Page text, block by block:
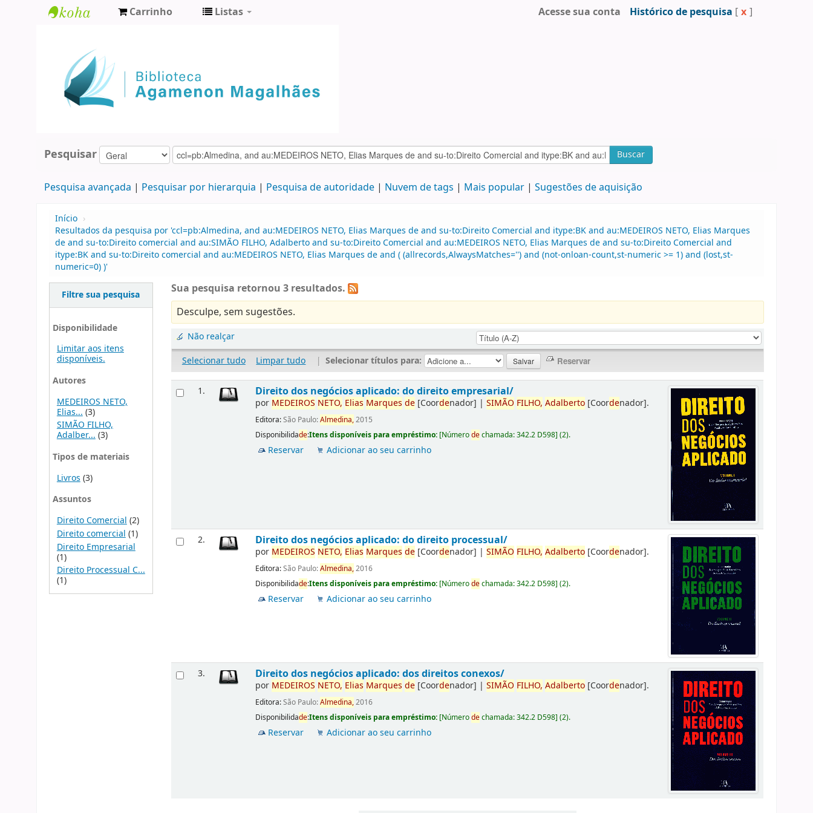
Agamenon
Magalhães
Carrinho Listas Acesse sua conta Histórico de pesquisa [ x ]
Pesquisar Buscar
Pesquisa avançada Pesquisar por hierarquia Pesquisa de autoridade Nuvem de tags Mais popular Sugestões de aquisição
Início ›
Resultados da pesquisa por 'ccl=pb:Almedina, and au:MEDEIROS NETO, Elias Marques de and su-to:Direito Comercial and itype:BK and au:MEDEIROS NETO, Elias Marques
de and su-to:Direito comercial and au:SIMÃO FILHO, Adalberto and su-to:Direito Comercial and au:MEDEIROS NETO, Elias Marques de and su-to:Direito Comercial and
itype:BK and su-to:Direito comercial and au:MEDEIROS NETO, Elias Marques de and ( (allrecords,AlwaysMatches='') and (not-onloan-count,st-numeric >= 1) and (lost,st-
numeric=0) )'
Filtre sua pesquisa
Disponibilidade
Limitar aos itens
disponíveis.
Autores
MEDEIROS NETO,
Elias... (3)
SIMÃO FILHO,
Adalber...(3)
Tipos de materiais
Livros (3)
Assuntos
Direito Comercial (2)
Direito comercial (1)
Direito Empresarial
(1)
Direito Processual C...
(1)
Sua pesquisa retornou 3 resultados.
Desculpe, sem sugestões.
Não realçar
Selecionar tudo
Limpar tudo | Selecionar títulos para:
1. Direito dos negócios aplicado: do direito empresarial/
por MEDEIROS NETO, Elias Marques de [Coordenador] |SIMÃO FILHO, Adalberto [Coordenador].
Editora:São Paulo:Almedina,2015
Disponibilidade:Itens disponíveis para empréstimo: [Númerodechamada:342.2 D598](2).
Reservar Adicionar ao seu carrinho
2. Direito dos negócios aplicado: do direito processual/
por MEDEIROS NETO, Elias Marques de [Coordenador] |SIMÃO FILHO, Adalberto [Coordenador].
Editora:São Paulo:Almedina,2016
Disponibilidade:Itens disponíveis para empréstimo: [Númerodechamada:342.2 D598](2).
Reservar Adicionar ao seu carrinho
3. Direito dos negócios aplicado: dos direitos conexos/
por MEDEIROS NETO, Elias Marques de [Coordenador] |SIMÃO FILHO, Adalberto [Coordenador].
Editora:São Paulo:Almedina,2016
Disponibilidade:Itens disponíveis para empréstimo: [Númerodechamada:342.2 D598](2).
Reservar Adicionar ao seu carrinho